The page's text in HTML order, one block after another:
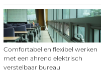
Comfortabel en flexibel werken
met een ahrend elektrisch
verstelbaar bureau